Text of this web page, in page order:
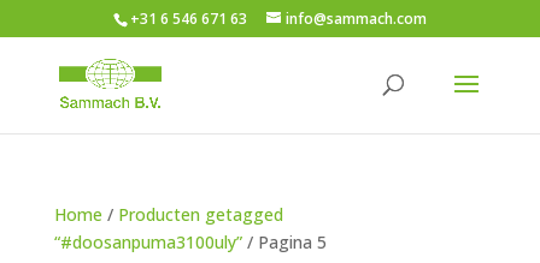
+31 6 546 671 63 info@sammach.com
Home / Producten getagged
“#doosanpuma3100uly”/ Pagina 5